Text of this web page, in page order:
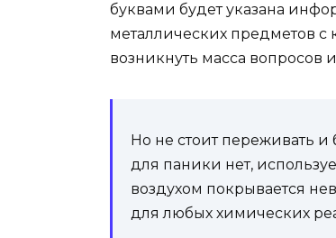
буквами будет указана
металлических предметов
возникнуть масса вопросов
Но не стоит переживать
для паники нет,
воздухом покрывается
для любых химических